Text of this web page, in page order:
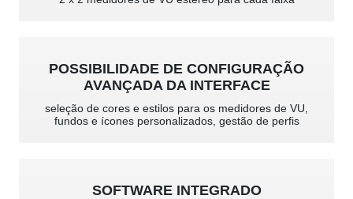
POSSIBILIDADE DE CONFIGURAÇÃO
AVANÇADA DA INTERFACE
seleção de cores e estilos para os medidores de VU,
fundos e ícones personalizados, gestão de perfis
SOFTWARE INTEGRADO